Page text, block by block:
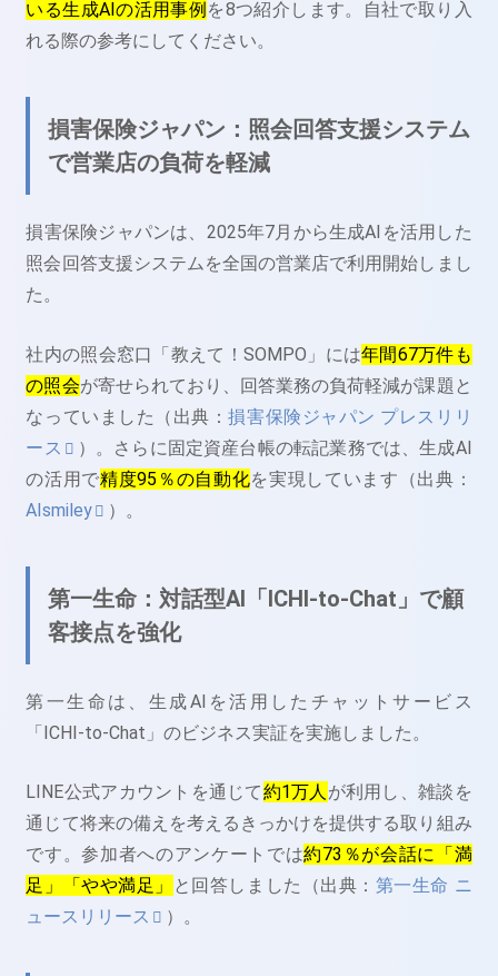
いる生成AIの活用事例 を8つ紹介します。自社で取り入
れる際の参考にしてください。
損害保険ジャパン：照会回答支援システム
で営業店の負荷を軽減
損害保険ジャパンは、2025年7月から生成AIを活用した
照会回答支援システムを全国の営業店で利用開始しまし
た。
社内の照会窓口「教えて！SOMPO」には年間67万件も
の照会が寄せられており、回答業務の負荷軽減が課題と
なっていました（出典：損害保険ジャパン プレスリリ
ース
）。さらに固定資産台帳の転記業務では、生成AI
の活用で精度95％の自動化を実現しています（出典：
AIsmiley
）。
第一生命：対話型AI「ICHI-to-Chat」で顧
客接点を強化
第一生命は、生成AIを活用したチャットサービス
「ICHI-to-Chat」のビジネス実証を実施しました。
LINE公式アカウントを通じて約1万人 が利用し、雑談を
通じて将来の備えを考えるきっかけを提供する取り組み
です。参加者へのアンケートでは約73％が会話に「満
足」「やや満足」
と回答しました（出典： 第一生命 ニ
ュースリリース
）。